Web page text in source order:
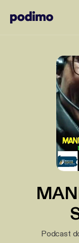
Podcast